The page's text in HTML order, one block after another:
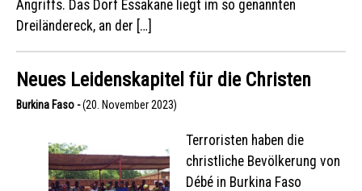
Angriffs. Das Dorf Essakane liegt im so genannten
Dreiländereck, an der […]
Neues Leidenskapitel für die Christen
Burkina Faso -(20. November 2023)
Terroristen haben die
christliche Bevölkerung von
Débé in Burkina Faso